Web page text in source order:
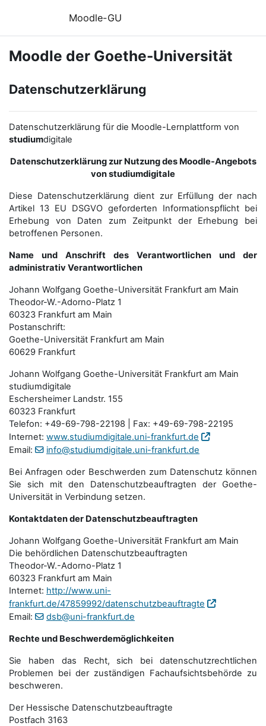
Moodle-GU
Moodle der Goethe-Universität
Datenschutzerklärung
Datenschutzerklärung für die Moodle-Lernplattform von
studiumdigitale
Datenschutzerklärung zur Nutzung des Moodle-Angebots
von studiumdigitale
Diese Datenschutzerklärung dient zur Erfüllung der nach
Artikel 13 EU DSGVO geforderten Informationspflicht bei
Erhebung von Daten zum Zeitpunkt der Erhebung bei
betroffenen Personen.
Name und Anschrift des Verantwortlichen und der
administrativ Verantwortlichen
Johann Wolfgang Goethe-Universität Frankfurt am Main
Theodor-W.-Adorno-Platz 1
60323 Frankfurt am Main
Postanschrift:
Goethe-Universität Frankfurt am Main
60629 Frankfurt
Johann Wolfgang Goethe-Universität Frankfurt am Main
studiumdigitale
Eschersheimer Landstr. 155
60323 Frankfurt
Telefon: +49-69-798-22198 | Fax: +49-69-798-22195
Internet: www.studiumdigitale.uni-frankfurt.de
Email:
info@studiumdigitale.uni-frankfurt.de
Bei Anfragen oder Beschwerden zum Datenschutz können
Sie sich mit den Datenschutz­beauftragten der Goethe-
Universität in Verbindung setzen.
Kontaktdaten der Datenschutzbeauftragten
Johann Wolfgang Goethe-Universität Frankfurt am Main
Die behördlichen Datenschutzbeauftragten
Theodor-W.-Adorno-Platz 1
60323 Frankfurt am Main
Internet: http://www.uni-
frankfurt.de/47859992/datenschutzbeauftragte
Email:
dsb@uni-frankfurt.de
Rechte und Beschwerdemöglichkeiten
Sie haben das Recht, sich bei datenschutzrechtlichen
Problemen bei der zuständigen Fachauf­sichts­behörde zu
beschweren.
Der Hessische Datenschutzbeauftragte
Postfach 3163